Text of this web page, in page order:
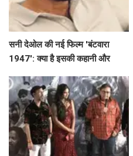
सनी देओल की नई फिल्म 'बंटवारा
1947': क्या है इसकी कहानी और